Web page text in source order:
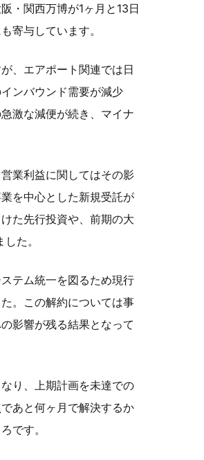
・関西万博が1ヶ月と13日
寄与しています。
、エアポート関連では日
ンバウンド需要が減少
激な減便が続き、マイナ
業利益に関してはその影
を中心とした新規受託が
た先行投資や、前期の大
た。
テム統一を図るため現行
。この解約については事
影響が残る結果となって
り、上期計画を未達での
あと何ヶ月で解決するか
です。